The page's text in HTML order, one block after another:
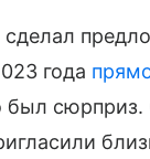
года
был